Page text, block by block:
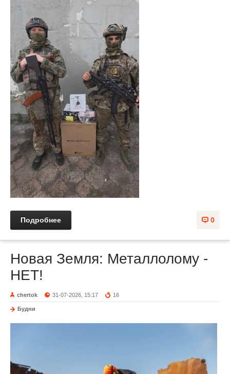
0
Подробнее
Новая Земля: Металлолому -
НЕТ!
chertok 31-07-2026, 15:17 16
Будни